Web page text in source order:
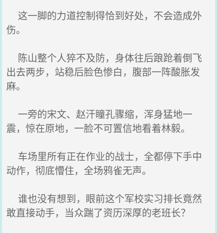
这一脚的力道控制得恰到好处，不会造成外
伤。
陈山整个人猝不及防，身体往后踉跄着倒飞
出去两步，站稳后脸色惨白，腹部一阵酸胀发
麻。
一旁的宋文、赵汗瞳孔骤缩，浑身猛地一
震，惊在原地，一脸不可置信地看着林毅。
车场里所有正在作业的战士，全都停下手中
动作，彻底懵住，全场鸦雀无声。
谁也没有想到，眼前这个军校实习排长竟然
敢直接动手，当众踹了资历深厚的老班长？